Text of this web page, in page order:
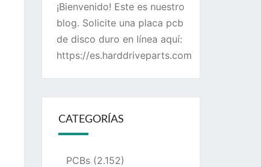
¡Bienvenido! Este es nuestro
blog. Solicite una placa pcb
de disco duro en línea aquí:
https://es.harddriveparts.com
CATEGORÍAS
PCBs(2.152)